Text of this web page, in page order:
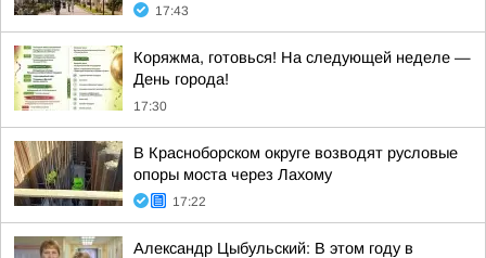
17:43
Коряжма, готовься! На следующей неделе —
День города!
17:30
В Красноборском округе возводят русловые
опоры моста через Лахому
17:22
Александр Цыбульский: В этом году в